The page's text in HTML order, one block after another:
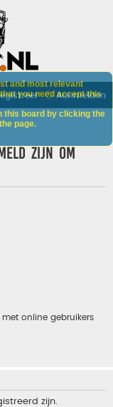
Aanmelden
zijn om
met online gebruikers
zijn.
and most relevant
you need accept this
this board by clicking the
page.